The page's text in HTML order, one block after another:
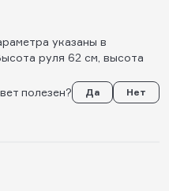
указаны в
руля 62 см, высота
полезен?
Да Нет